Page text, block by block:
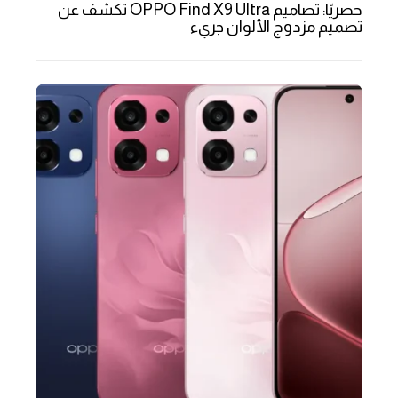
حصريًا: تصاميم OPPO Find X9 Ultra تكشف عن
تصميم مزدوج الألوان جريء